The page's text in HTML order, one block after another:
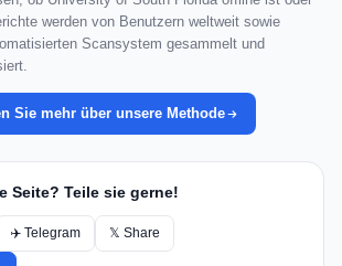
werden von Benutzern weltweit sowie
Scansystem gesammelt und
Sie mehr über unsere Methode
Seite? Teile sie gerne!
✈️ Telegram 𝕏 Share